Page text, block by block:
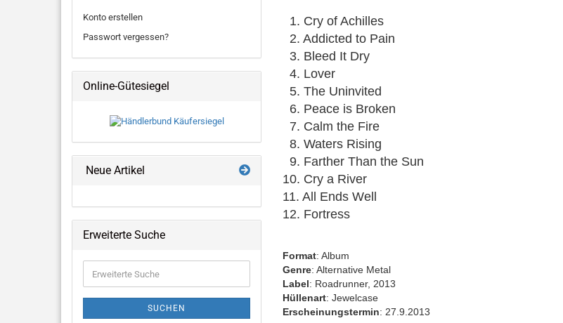
1. Cry of Achilles
2. Addicted to Pain
3. Bleed It Dry
4. Lover
5. The Uninvited
6. Peace is Broken
7. Calm the Fire
8. Waters Rising
9. Farther Than the Sun
10. Cry a River
11. All Ends Well
12. Fortress
Format: Album
Genre: Alternative Metal
Label: Roadrunner, 2013
Hüllenart: Jewelcase
Erscheinungstermin: 27.9.2013
Konto erstellen
Passwort vergessen?
Online-Gütesiegel
Neue Artikel
Erweiterte Suche
Suche
SUCHEN